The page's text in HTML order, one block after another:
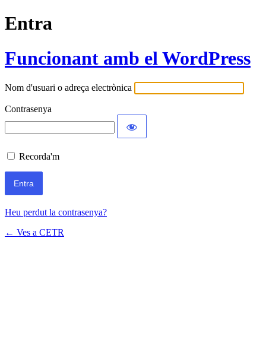
Entra
Funcionant amb el WordPress
Nom d'usuari o adreça electrònica
Contrasenya
Recorda'm
Heu perdut la contrasenya?
← Ves a CETR